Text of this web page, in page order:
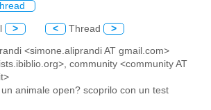
> < Thread >
<simone.aliprandi AT gmail.com>
community <community AT
animale open? scoprilo con un test